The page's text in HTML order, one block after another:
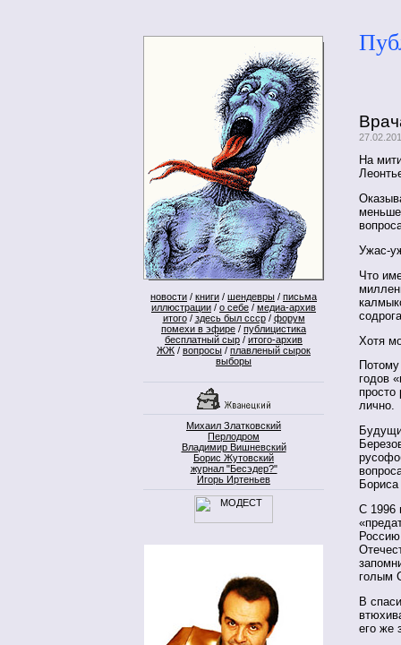
новости / книги / шендевры / письма
иллюстрации / о себе / медиа-архив
итого/ здесь был ссср/ форум
помехи в эфире / публицистика
бесплатный сыр / итого-архив
ЖЖ / вопросы / плавленый сырок
выборы
Михаил Златковский
Перлодром
Владимир Вишневский
Борис Жутовский
журнал "Бесэдер?"
Игорь Иртеньев
На
Ужас-
Что
Хотя
годов
лично.
С 1996
голым
В
его же